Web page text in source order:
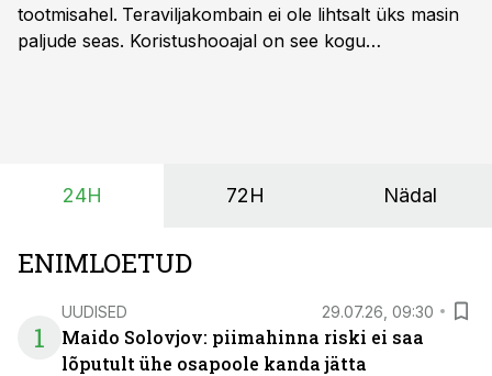
tootmisahel. Teraviljakombain ei ole lihtsalt üks masin
paljude seas. Koristushooajal on see kogu
24H 72H Nädal
ENIMLOETUD
1
UUDISED 29.07.26, 09:30
Maido Solovjov: piimahinna riski ei saa
lõputult ühe osapoole kanda jätta